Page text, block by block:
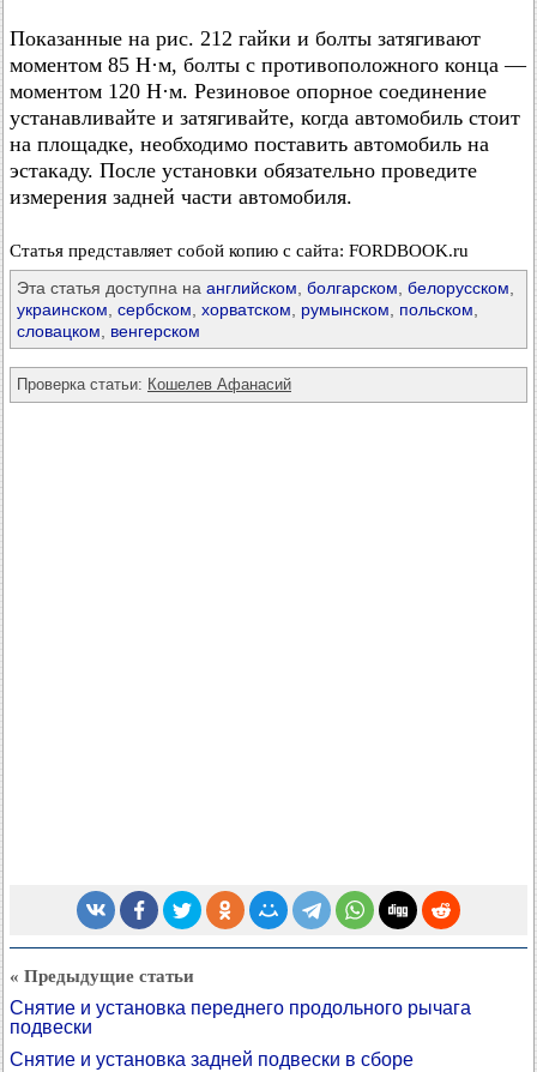
Показанные на рис. 212 гайки и болты затягивают
моментом 85 Н·м, болты с противоположного конца —
моментом 120 Н·м. Резиновое опорное соединение
устанавливайте и затягивайте, когда автомобиль стоит
на площадке, необходимо поставить автомобиль на
эстакаду. После установки обязательно проведите
измерения задней части автомобиля.
Статья представляет собой копию с сайта: FORDBOOK.ru
Эта статья доступна на английском болгарском белорусском
украинском сербском хорватском румынском польском
словацком
венгерском
Проверка статьи: Кошелев Афанасий
« Предыдущие статьи
Снятие и установка переднего продольного рычага
подвески
Снятие и установка задней подвески в сборе